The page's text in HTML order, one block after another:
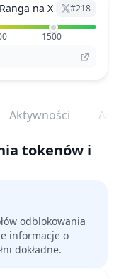
Ranga na X #218
1500
Aktywności
tokenów i
odblokowania
informacje o
dokładne.